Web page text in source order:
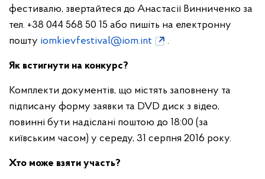
фестивалю, звертайтеся до Анастасії Винниченко за
тел. +38 044 568 50 15 або пишіть на електронну
пошту iomkievfestival@iom.int .
Як встигнути на конкурс?
Комплекти документів, що містять заповнену та
підписану форму заявки та DVD диск з відео,
повинні бути надіслані поштою до 18:00 (за
київським часом) у середу, 31 серпня 2016 року.
Хто може взяти участь?